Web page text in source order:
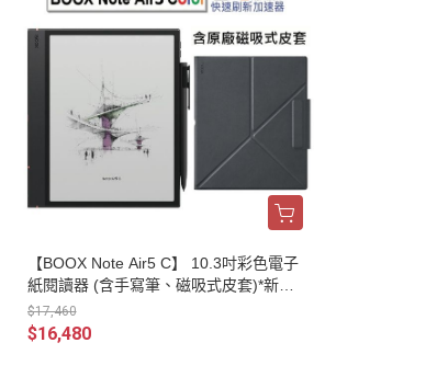
【BOOX Note Air5 C】 10.3吋彩色電子
紙閱讀器 (含手寫筆、磁吸式皮套)*新品
現貨
$17,460
$16,480